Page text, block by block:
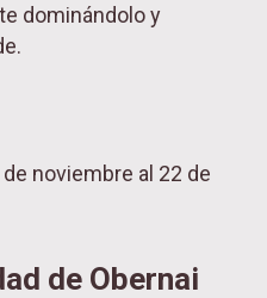
dominándolo y
noviembre al 22 de
de Obernai